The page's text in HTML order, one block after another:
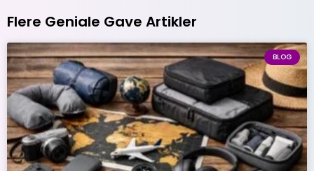
Flere Geniale Gave Artikler
BLOG